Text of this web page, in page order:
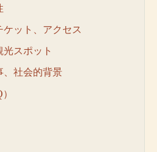
ット、アクセス
スポット
、社会的背景